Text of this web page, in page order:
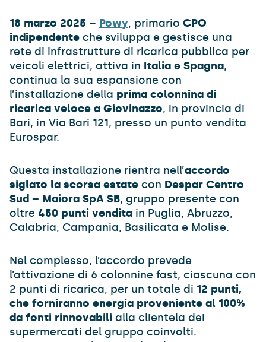
18 marzo 2025 – Powy, primario CPO
indipendente che sviluppa e gestisce una
rete di infrastrutture di ricarica pubblica per
veicoli elettrici, attiva in Italia e Spagna,
continua la sua espansione con
l’installazione della prima colonnina di
ricarica veloce a Giovinazzo, in provincia di
Bari, in Via Bari 121, presso un punto vendita
Eurospar.
Questa installazione rientra nell’accordo
siglato la scorsa estate con Despar Centro
Sud – Maiora SpA SB, gruppo presente con
oltre 450 punti vendita in Puglia, Abruzzo,
Calabria, Campania, Basilicata e Molise.
Nel complesso, l’accordo prevede
l’attivazione di 6 colonnine fast, ciascuna con
2 punti di ricarica, per un totale di 12 punti,
che forniranno energia proveniente al 100%
da fonti rinnovabili alla clientela dei
supermercati del gruppo coinvolti.